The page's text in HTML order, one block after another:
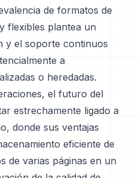
de formatos de
flexibles plantea un
y el soporte continuos
a
o heredadas.
el futuro del
estrechamente ligado a
donde sus ventajas
eficiente de
de varias páginas en un